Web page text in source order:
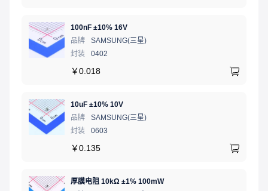
100nF ±10% 16V
品牌
SAMSUNG(三星)
封装
0402
￥0.018
10uF ±10% 10V
品牌
SAMSUNG(三星)
封装
0603
￥0.135
厚膜电阻 10kΩ ±1% 100mW